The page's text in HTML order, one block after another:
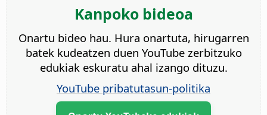
Kanpoko bideoa
Onartu bideo hau. Hura onartuta, hirugarren
batek kudeatzen duen YouTube zerbitzuko
edukiak eskuratu ahal izango dituzu.
YouTube pribatutasun-politika